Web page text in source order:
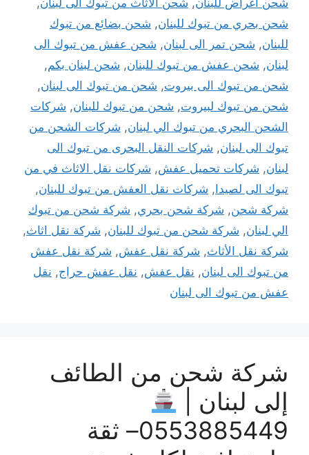
شحن اغراض للبنان, شحن الاثاث من تبوك الى لبنان,
شحن بحري من تبوك للبنان, شحن بضائع من تبوك
للبنان, شحن تمر الى لبنان, شحن عفش من تبوك الى
لبنان, شحن عفش من تبوك للبنان, شحن لبنان بكم,
شحن من تبوك الى بيروت, شحن من تبوك الى لبنان,
شحن من تبوك لبيروت, شحن من تبوك للبنان, شركات
الشحن البحري من تبوك الي لبنان, شركات الشحن من
تبوك الى لبنان, شركات النقل البحرى من تبوك الى
لبنان, شركات تحميل عفش, شركات نقل الاثاث في من
تبوك الى لصيدا , شركات نقل العفش من تبوك للبنان,
شركة شحن, شركة شحن بحري, شركة شحن من تبوك
الي لبنان, شركة شحن من تبوك للبنان, شركة نقل اثاث,
شركة نقل الأثاث, شركة نقل عفش, شركة نقل عفش
من تبوك الى لبنان, نقل عفش, نقل عفش حراج, نقل
عفش من تبوك الى لبنان
شركة شحن من الطائف
إلى لبنان |
0553885449– ثقة